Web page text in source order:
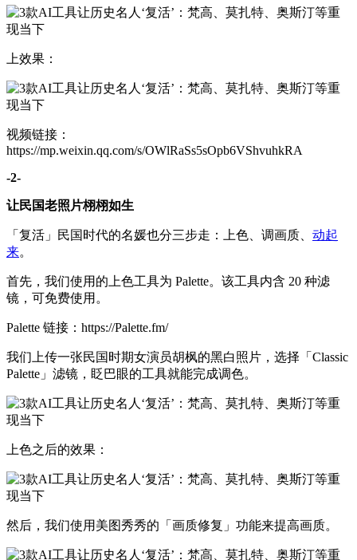
上效果：
视频链接：
https://mp.weixin.qq.com/s/OWlRaSs5sOpb6VShvuhkRA
-2-
让民国老照片栩栩如生
「复活」民国时代的名媛也分三步走：上色、调画质、 动起
来。
首先，我们使用的上色工具为 Palette。该工具内含 20 种滤
镜，可免费使用。
Palette 链接：https://Palette.fm/
我们上传一张民国时期女演员胡枫的黑白照片，选择「Classic
Palette」滤镜，眨巴眼的工具就能完成调色。
上色之后的效果：
然后，我们使用美图秀秀的「画质修复」功能来提高画质。